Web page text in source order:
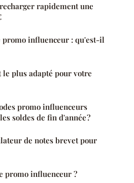
rapidement une
promo influenceur : qu'est-il
plus adapté pour votre
promo influenceurs
soldes de fin d'année ?
de notes brevet pour
promo influenceur ?